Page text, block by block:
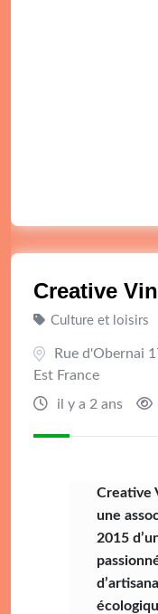
Creative
Culture et loisirs
Rue d'Obernai
Est France
il y a 2 ans
Creative
une
2015